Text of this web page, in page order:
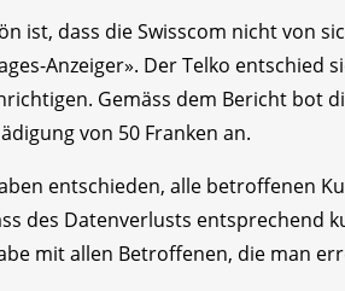
ist, dass die Swisscom nicht von
Anzeiger». Der Telko
Gemäss dem Bericht bot
von 50 Franken an.
entschieden, alle betroffenen
des Datenverlusts entsprechend
mit allen Betroffenen, die man